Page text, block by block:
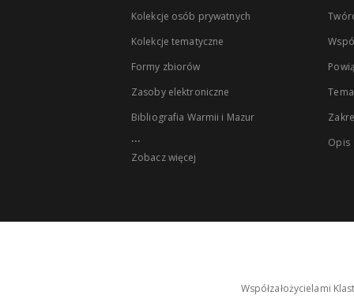
Kolekcje osób prywatnych
Kolekcje tematyczne
Formy zbiorów
Zasoby elektroniczne
Bibliografia Warmii i Mazur
...
Zobacz więcej
Opis
Współzałożycielami